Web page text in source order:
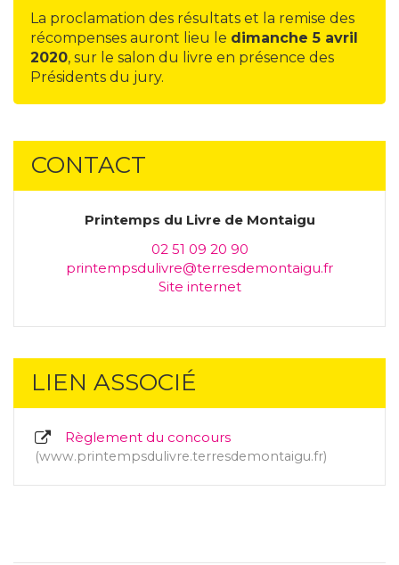
La proclamation des résultats et la remise des
récompenses auront lieu le dimanche 5 avril
2020, sur le salon du livre en présence des
Présidents du jury.
CONTACT
Printemps du Livre de Montaigu
02 51 09 20 90
printempsdulivre@terresdemontaigu.fr
Site internet
LIEN ASSOCIÉ
Règlement du concours
www.printempsdulivre.terresdemontaigu.fr